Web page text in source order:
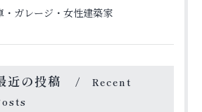
・ガレージ・女性建築家
近の投稿
Recent